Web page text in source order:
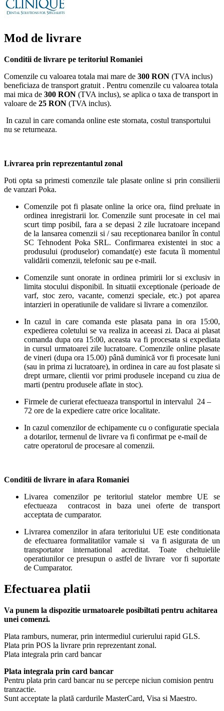
Mod de livrare
Conditii de livrare pe teritoriul Romaniei
Comenzile cu valoarea totala mai mare de 300 RON (TVA inclus)
beneficiaza de transport gratuit . Pentru comenzile cu valoarea totala
mai mica de 300 RON (TVA inclus), se aplica o taxa de transport in
valoare de 25 RON (TVA inclus).
In cazul in care comanda online este stornata, costul transportului
nu se returneaza.
Livrarea prin reprezentantul zonal
Poti opta sa primesti comenzile tale plasate online si prin consilierii
de vanzari Poka.
Comenzile pot fi plasate online la orice ora, fiind preluate in
ordinea inregistrarii lor. Comenzile sunt procesate in cel mai
scurt timp posibil, fara a se depasi 2 zile lucratoare incepand
de la lansarea comenzii si / sau receptionarea banilor în contul
SC Tehnodent Poka SRL. Confirmarea existentei in stoc a
produsului (produselor) comandat(e) este facuta îi momentul
validării comenzii, telefonic sau pe e-mail.
Comenzile sunt onorate in ordinea primirii lor si exclusiv in
limita stocului disponibil. In situatii exceptionale (perioade de
varf, stoc zero, vacante, comenzi speciale, etc.) pot aparea
intarzieri in operatiunile de validare si livrare a comenzilor.
In cazul in care comanda este plasata pana in ora 15:00,
expedierea coletului se va realiza in aceeasi zi. Daca ai plasat
comanda dupa ora 15:00, aceasta va fi procesata si expediata
in cursul urmatoarei zile lucratoare. Comenzile online plasate
de vineri (dupa ora 15.00) până duminică vor fi procesate luni
(sau in prima zi lucratoare), in ordinea in care au fost plasate si
drept urmare, clientii vor primi produsele incepand cu ziua de
marti (pentru produsele aflate in stoc).
Firmele de curierat efectueaza transportul in intervalul 24 –
72 ore de la expediere catre orice localitate.
In cazul comenzilor de echipamente cu o configuratie speciala
a dotarilor, termenul de livrare va fi confirmat pe e-mail de
catre operatorul de procesare al comenzii.
Conditii de livrare in afara Romaniei
Livarea comenzilor pe teritoriul statelor membre UE se
efectueaza contracost in baza unei oferte de transport
acceptata de cumparator.
Livrarea comenzilor in afara teritoriului UE este conditionata
de efectuarea formalitatilor vamale si va fi asigurata de un
transportator international acreditat. Toate cheltuielile
operatiunilor ce presupun o astfel de livrare vor fi suportate
de Cumparator.
Efectuarea platii
Va punem la dispozitie urmatoarele posibiltati pentru achitarea
unei comenzi.
Plata ramburs, numerar, prin intermediul curierului rapid GLS.
Plata prin POS la livrare prin reprezentant zonal.
Plata integrala prin card bancar
Plata integrala prin card bancar
Pentru plata prin card bancar nu se percepe niciun comision pentru
tranzactie.
Sunt acceptate la plată cardurile MasterCard, Visa si Maestro.